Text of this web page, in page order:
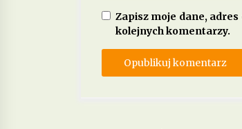
Zapisz moje dane,
kolejnych komentarzy.